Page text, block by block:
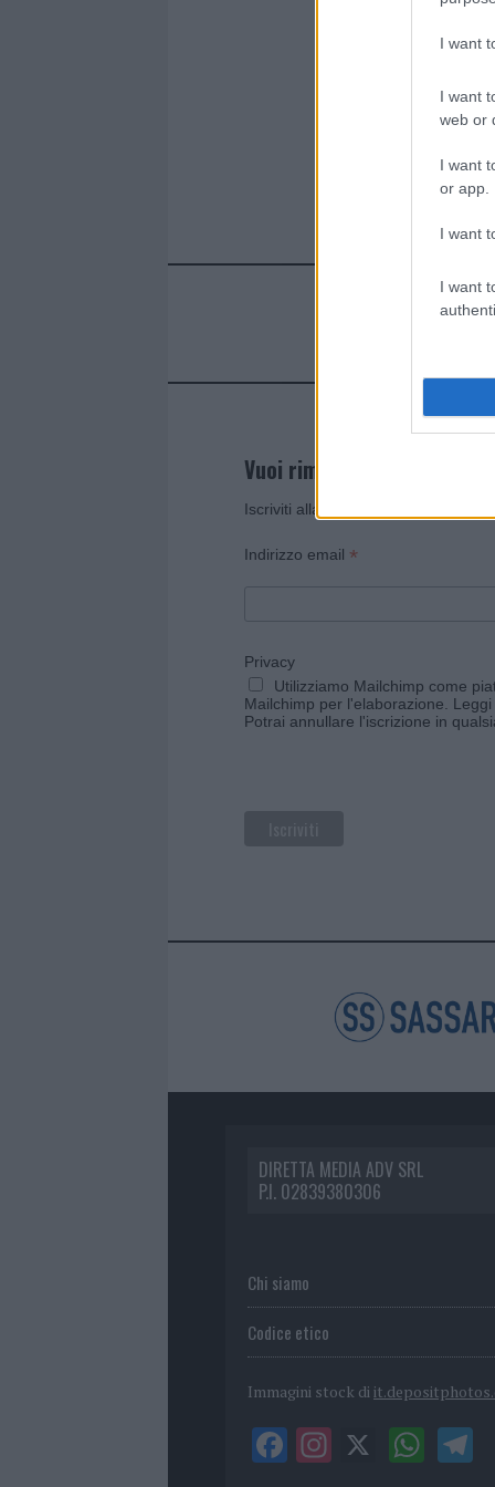
I want
I want
web or
I want
or app.
I want
I want
Vuoi rimanere sempre
Iscriviti alla newsletter di Gallura
Indirizzo email *
Privacy
Utilizziamo Mailchimp come
Mailchimp per l'elaborazione.
Potrai annullare l'iscrizione in
DIRETTA MEDIA ADV SRL
P.I. 02839380306
Chi siamo
Codice etico
Immagini stock di